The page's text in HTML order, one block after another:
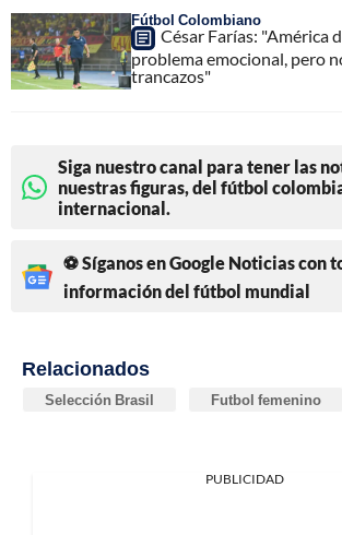
Fútbol Colombiano
César Farías: "América
problema emocional, pero
trancazos"
Siga nuestro canal para tener las
nuestras figuras, del fútbol
internacional.
⚽ Síganos en Google Noticias con
información del fútbol mundial
Relacionados
Selección Brasil Futbol femenino
PUBLICIDAD